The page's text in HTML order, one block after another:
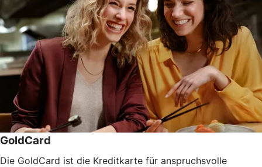
GoldCard
Die GoldCard ist die Kreditkarte für anspruchsvolle